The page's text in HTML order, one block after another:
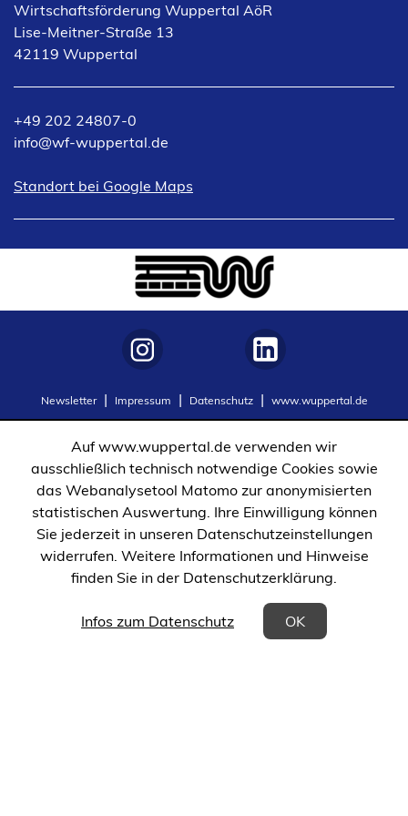
Wirtschaftsförderung Wuppertal AöR
Lise-Meitner-Straße 13
42119 Wuppertal
+49 202 24807-0
info
wf-wuppertal de
Standort bei Google Maps
(Öffnet
neuen
Newsletter
in
Impressum Datenschutz www.wuppertal.de
in
Auf www.wuppertal.de verwenden wir
ausschließlich technisch notwendige Cookies sowie
das Webanalysetool Matomo zur anonymisierten
statistischen Auswertung. Ihre Einwilligung können
Sie jederzeit in unseren Datenschutzeinstellungen
widerrufen. Weitere Informationen und Hinweise
finden Sie in der Datenschutzerklärung.
Infos zum Datenschutz
(Öffnet in einem neuen Tab) OK